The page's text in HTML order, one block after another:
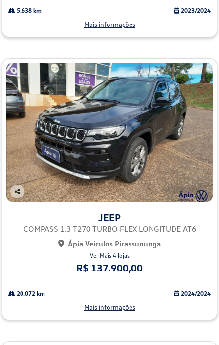
5.638 km 2023/2024
Mais informações
Co
JEEP
COMPASS 1.3 T270 TURBO FLEX LONGITUDE AT6
Ápia Veículos Pirassununga
Ver Mais 4 lojas
R$ 137.900,00
20.072 km 2024/2024
Mais informações